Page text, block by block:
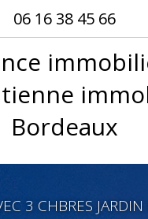
06 16 38 45 66